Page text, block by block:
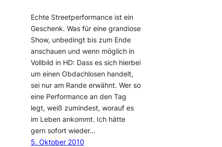
Echte Streetperformance ist ein
Geschenk. Was für eine grandiose
Show, unbedingt bis zum Ende
anschauen und wenn möglich in
Vollbild in HD: Dass es sich hierbei
um einen Obdachlosen handelt,
sei nur am Rande erwähnt. Wer so
eine Performance an den Tag
legt, weiß zumindest, worauf es
im Leben ankommt. Ich hätte
gern sofort wieder…
5. Oktober 2010